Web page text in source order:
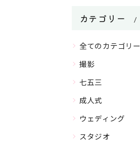
カテゴリー
全てのカテゴリー
撮影
七五三
成人式
ウェディング
スタジオ